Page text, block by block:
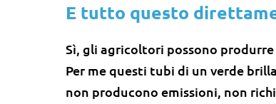
E tutto questo
Sì, gli agricoltori possono
Per me questi tubi di un verde
non producono emissioni, non